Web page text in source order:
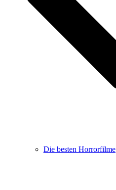
Die besten Horrorfilme